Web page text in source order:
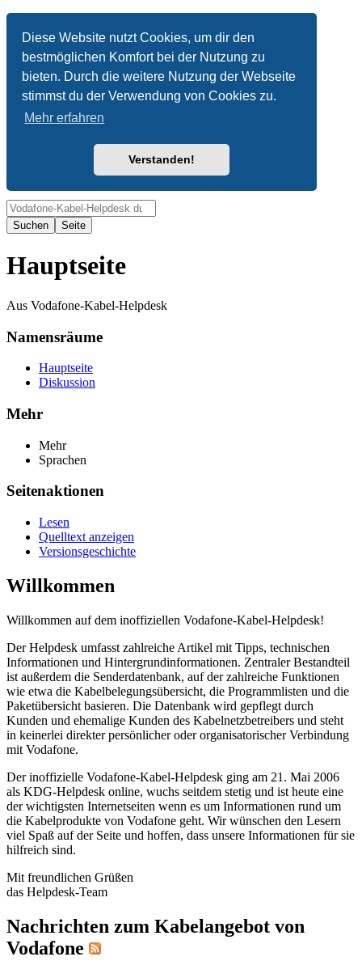
Diese Website nutzt Cookies, um dir den
bestmöglichen Komfort bei der Nutzung zu
bieten. Durch die weitere Nutzung der Webseite
stimmst du der Verwendung von Cookies zu.
Mehr erfahren
Verstanden!
Nicht angemeldet
Anmelden
Hauptseite
Aus Vodafone-Kabel-Helpdesk
Namensräume
Hauptseite
Diskussion
Mehr
Mehr
Sprachen
Seitenaktionen
Lesen
Quelltext anzeigen
Versionsgeschichte
Willkommen
Willkommen auf dem inoffiziellen Vodafone-Kabel-Helpdesk!
Der Helpdesk umfasst zahlreiche Artikel mit Tipps, technischen
Informationen und Hintergrundinformationen. Zentraler Bestandteil
ist außerdem die Senderdatenbank, auf der zahlreiche Funktionen
wie etwa die Kabelbelegungsübersicht, die Programmlisten und die
Paketübersicht basieren. Die Datenbank wird gepflegt durch
Kunden und ehemalige Kunden des Kabelnetzbetreibers und steht
in keinerlei direkter persönlicher oder organisatorischer Verbindung
mit Vodafone.
Der inoffizielle Vodafone-Kabel-Helpdesk ging am 21. Mai 2006
als KDG-Helpdesk online, wuchs seitdem stetig und ist heute eine
der wichtigsten Internetseiten wenn es um Informationen rund um
die Kabelprodukte von Vodafone geht. Wir wünschen den Lesern
viel Spaß auf der Seite und hoffen, dass unsere Informationen für sie
hilfreich sind.
Mit freundlichen Grüßen
das Helpdesk-Team
Nachrichten zum Kabelangebot von
Vodafone